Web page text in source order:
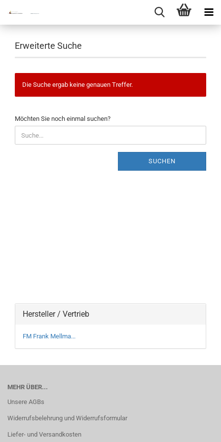
Erweiterte Suche
Die Suche ergab keine genauen Treffer.
MÖCHTEN
SIE
NOCH
EINMAL
Möchten Sie noch einmal suchen?
SUCHEN
Hersteller / Vertrieb
FM Frank Mellma...
MEHR ÜBER...
Unsere AGBs
Widerrufsbelehrung und Widerrufsformular
Liefer- und Versandkosten